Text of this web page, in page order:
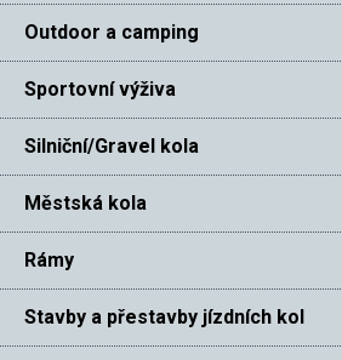
Outdoor a camping
Sportovní výživa
Silniční/Gravel kola
Městská kola
Rámy
Stavby a přestavby jízdních kol